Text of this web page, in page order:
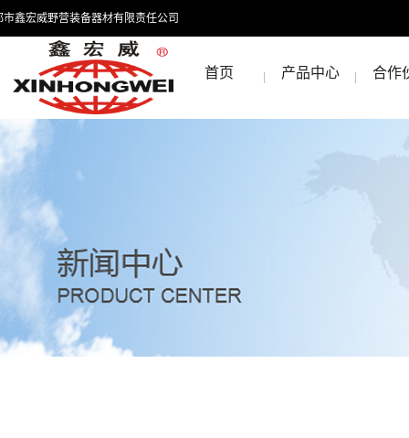
市鑫宏威野营装备器材有限责任公司
首页 产品中心 合作